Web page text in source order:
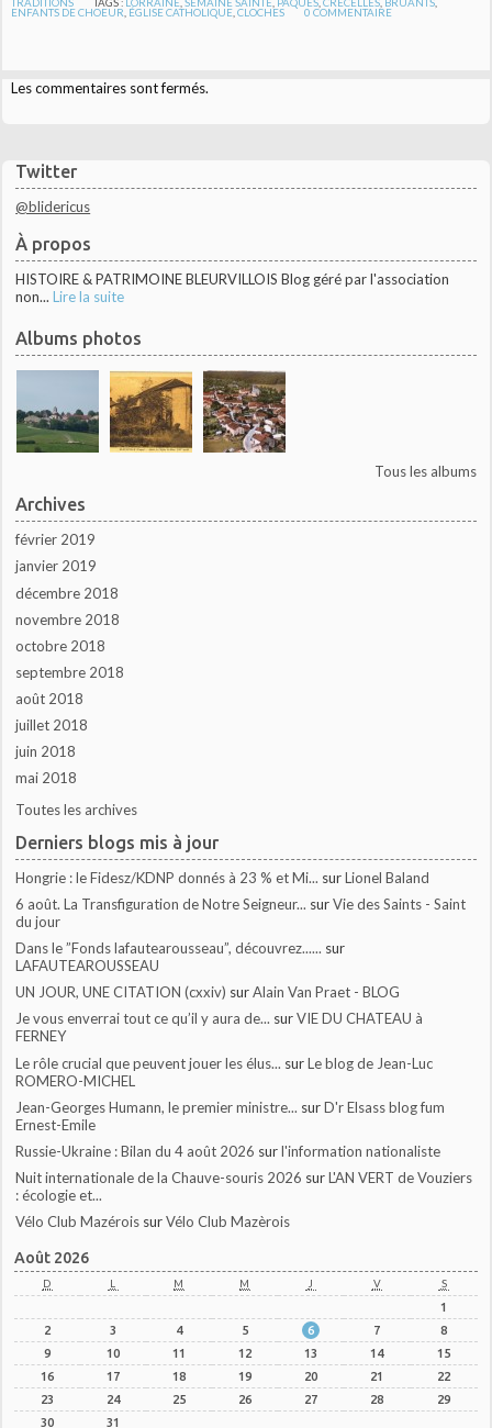
Twitter
@blidericus
À propos
HISTOIRE & PATRIMOINE BLEURVILLOIS Blog géré par l'association
non... Lire la suite
Albums photos
Tous les albums
Archives
février 2019
janvier 2019
décembre 2018
novembre 2018
octobre 2018
septembre 2018
août 2018
juillet 2018
juin 2018
mai 2018
Toutes les archives
Derniers blogs mis à jour
Hongrie : le Fidesz/KDNP donnés à 23 % et Mi... surLionel Baland
6 août. La Transfiguration de Notre Seigneur... surVie des Saints - Saint
du jour
Dans le ”Fonds lafautearousseau”, découvrez...... sur
LAFAUTEAROUSSEAU
UN JOUR, UNE CITATION (cxxiv) surAlain Van Praet - BLOG
Je vous enverrai tout ce qu’il y aura de... surVIE DU CHATEAU à
FERNEY
Le rôle crucial que peuvent jouer les élus... surLe blog de Jean-Luc
ROMERO-MICHEL
Jean-Georges Humann, le premier ministre... surD'r Elsass blog fum
Ernest-Emile
Russie-Ukraine : Bilan du 4 août 2026 surl'information nationaliste
Nuit internationale de la Chauve-souris 2026 surL'AN VERT de Vouziers
: écologie et...
Vélo Club Mazérois surVélo Club Mazèrois
Août 2026
D L M M J V S
1
2
3 4 5 6 7
8
9
10 11 12 13 14
15
16
17 18 19 20 21
22
23
24 25 26 27 28
29
30
31
ENFANTS DE CHOEUR ÉGLISE CATHOLIQUE ,CLOCHES 0 COMMENTAIRE
Les commentaires sont fermés.